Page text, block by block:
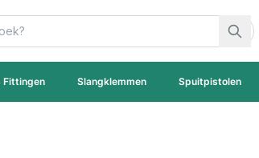
Fittingen Slangklemmen Spuitpistolen